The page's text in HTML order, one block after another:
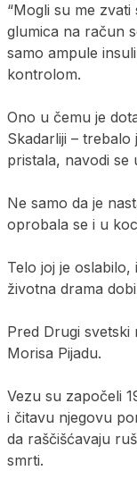
“Mogli su me zvati
glumica na račun
samo ampule
kontrolom.
Ono u čemu je
Skadarliji –
pristala, navodi se
Ne samo da je
oprobala se i u
Telo joj je oslabilo,
životna drama
Pred Drugi svetski
Morisa Pijadu.
Vezu su započeli
i čitavu njegovu
da raščišćavaju
smrti.